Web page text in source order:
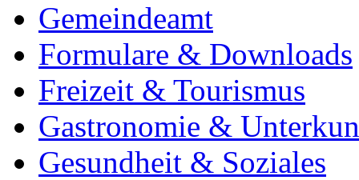
Gemeindeamt
Formulare & Downloads
Freizeit & Tourismus
Gastronomie &
Gesundheit & Soziales